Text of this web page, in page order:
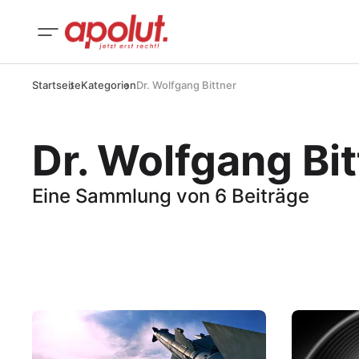
StartseiteKategorienDr. Wolfgang Bittner
Dr. Wolfgang
Eine Sammlung von 6 Beiträge